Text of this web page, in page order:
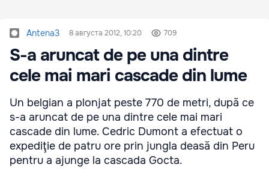
Antena3 8 августа 2012, 10:20 709
S-a aruncat de pe una dintre
cele mai mari cascade din lume
Un belgian a plonjat peste 770 de metri, după ce
s-a aruncat de pe una dintre cele mai mari
cascade din lume. Cedric Dumont a efectuat o
expediţie de patru ore prin jungla deasă din Peru
pentru a ajunge la cascada Gocta.